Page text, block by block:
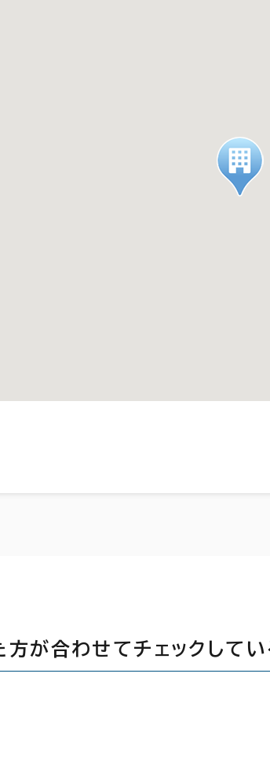
が合わせてチェックして